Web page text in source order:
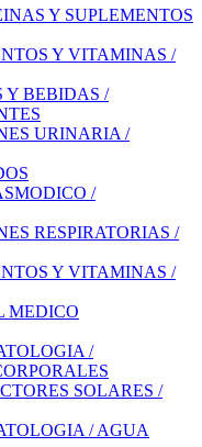
Y SUPLEMENTOS
Y VITAMINAS /
Y BEBIDAS /
URINARIA /
/
RESPIRATORIAS /
Y VITAMINAS /
MEDICO
/
SOLARES /
/ AGUA